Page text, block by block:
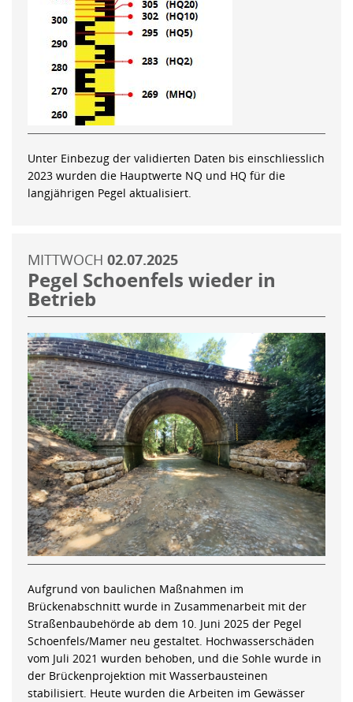
Unter Einbezug der validierten Daten bis einschliesslich
2023 wurden die Hauptwerte NQ und HQ für die
langjährigen Pegel aktualisiert.
MITTWOCH 02.07.2025
Pegel Schoenfels wieder in
Betrieb
Aufgrund von baulichen Maßnahmen im
Brückenabschnitt wurde in Zusammenarbeit mit der
Straßenbaubehörde ab dem 10. Juni 2025 der Pegel
Schoenfels/Mamer neu gestaltet. Hochwasserschäden
vom Juli 2021 wurden behoben, und die Sohle wurde in
der Brückenprojektion mit Wasserbausteinen
stabilisiert. Heute wurden die Arbeiten im Gewässer